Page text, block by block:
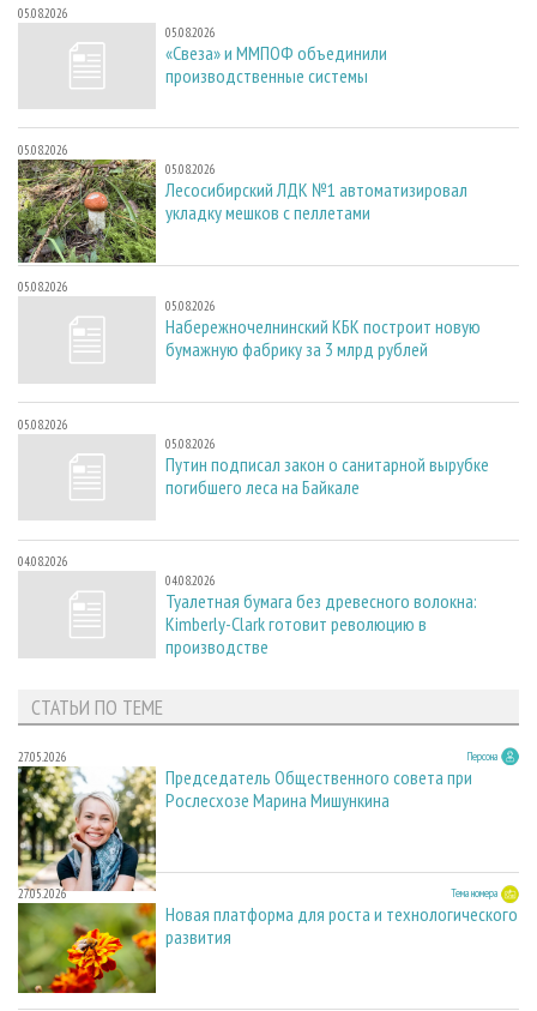
05.08.2026
05.08.2026
«Свеза» и ММПОФ объединили
производственные системы
05.08.2026
05.08.2026
Лесосибирский ЛДК №1 автоматизировал
укладку мешков с пеллетами
05.08.2026
05.08.2026
Набережночелнинский КБК построит новую
бумажную фабрику за 3 млрд рублей
05.08.2026
05.08.2026
Путин подписал закон о санитарной вырубке
погибшего леса на Байкале
04.08.2026
04.08.2026
Туалетная бумага без древесного волокна:
Kimberly-Clark готовит революцию в
производстве
СТАТЬИ ПО ТЕМЕ
27.05.2026 Персона
Председатель Общественного совета при
Рослесхозе Марина Мишункина
27.05.2026 Тема номера
Новая платформа для роста и технологического
развития